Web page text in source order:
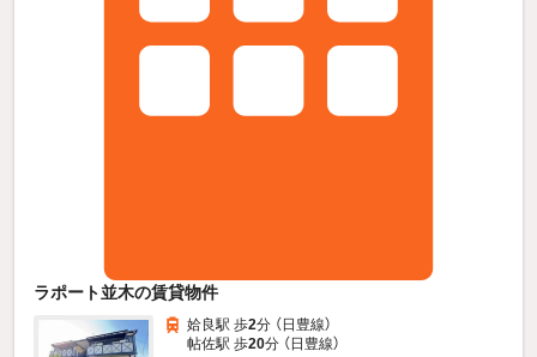
ラポート並木の賃貸物件
姶良駅 歩2分 （日豊線）
帖佐駅 歩20分 （日豊線）